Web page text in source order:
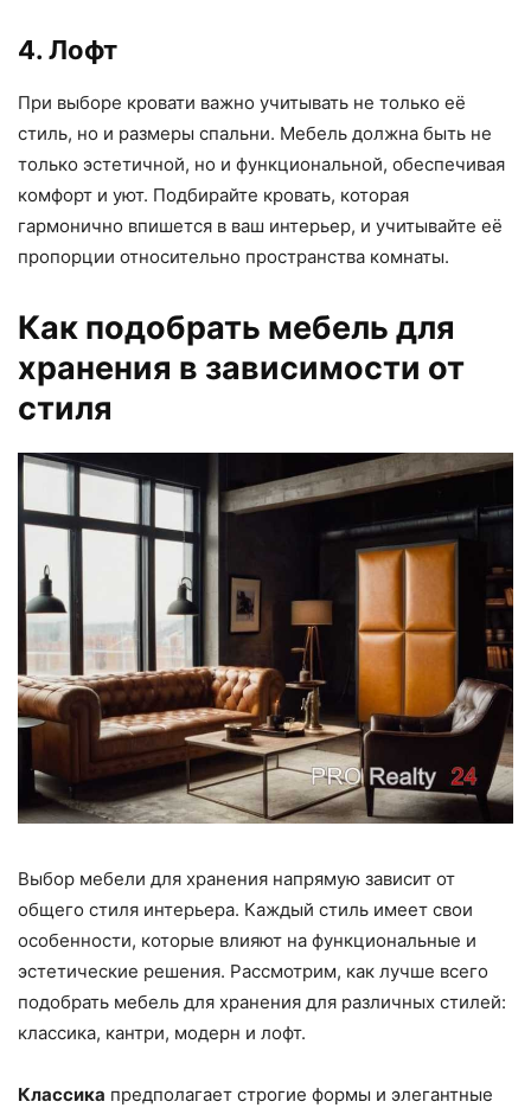
4. Лофт
При выборе кровати важно учитывать не только её
стиль, но и размеры спальни. Мебель должна быть не
только эстетичной, но и функциональной, обеспечивая
комфорт и уют. Подбирайте кровать, которая
гармонично впишется в ваш интерьер, и учитывайте её
пропорции относительно пространства комнаты.
Как подобрать мебель для
хранения в зависимости от
стиля
Выбор мебели для хранения напрямую зависит от
общего стиля интерьера. Каждый стиль имеет свои
особенности, которые влияют на функциональные и
эстетические решения. Рассмотрим, как лучше всего
подобрать мебель для хранения для различных стилей:
классика, кантри, модерн и лофт.
Классика предполагает строгие формы и элегантные